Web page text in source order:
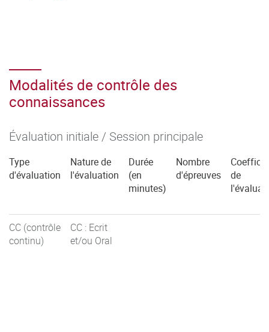
mobilisant les ressources et compétences nécessaires
(Coeff 10)
Modalités de contrôle des
connaissances
Évaluation initiale / Session principale
Type
d'évaluation
Nature de
l'évaluation
Durée
(en
minutes)
Nombre
d'épreuves
de
CC (contrôle
continu)
CC : Ecrit
et/ou Oral